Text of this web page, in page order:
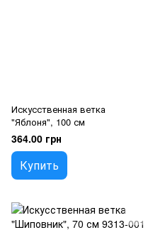
Искусственная ветка
"Яблоня", 100 см
364.00 грн
Купить